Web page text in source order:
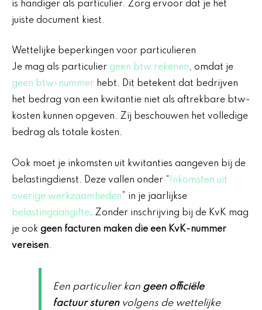
is handiger als particulier. Zorg ervoor dat je het
juiste document kiest.
Wettelijke beperkingen voor particulieren
Je mag als particulier geen btw rekenen, omdat je
geen btw-nummer hebt. Dit betekent dat bedrijven
het bedrag van een kwitantie niet als aftrekbare btw-
kosten kunnen opgeven. Zij beschouwen het volledige
bedrag als totale kosten.
Ook moet je inkomsten uit kwitanties aangeven bij de
belastingdienst. Deze vallen onder “ Inkomsten uit
overige werkzaamheden” in je jaarlijkse
belastingaangifte. Zonder inschrijving bij de KvK mag
je ook geen facturen maken die een KvK-nummer
vereisen.
Een particulier kan geen officiële
factuur sturenvolgens de wettelijke